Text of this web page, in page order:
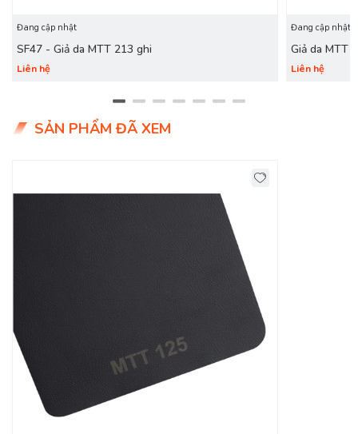
Đang cập nhật
SF47 - Giả da MTT 213 ghi
Liên hệ
Đang cập nhật
Giả da MTT
Liên hệ
SẢN PHẨM ĐÃ XEM